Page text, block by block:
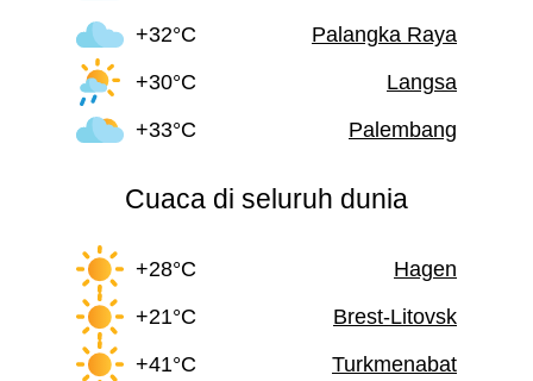
+32°C
Palangka Raya
+30°C
Langsa
+33°C
Palembang
Cuaca di seluruh dunia
+28°C
Hagen
+21°C
Brest-Litovsk
+41°C
Turkmenabat